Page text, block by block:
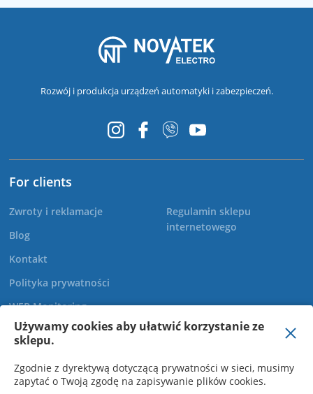
Używamy cookies aby ułatwić korzystanie ze
sklepu.
Zgodnie z dyrektywą dotyczącą prywatności w sieci, musimy
zapytać o Twoją zgodę na zapisywanie plików cookies.
Rozwój i produkcja urządzeń automatyki i zabezpieczeń.
For clients
Zwroty i reklamacje
Blog
Kontakt
Polityka prywatności
WEB Monitoring
Regulamin sklepu
internetowego